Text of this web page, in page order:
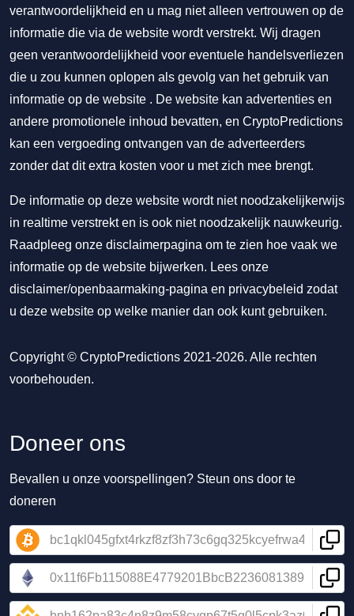
verantwoordelijkheid en u mag niet alleen vertrouwen op de
informatie die via de website wordt verstrekt. Wij dragen
geen verantwoordelijkheid voor eventuele handelsverliezen
die u zou kunnen oplopen als gevolg van het gebruik van
informatie op de website . De website kan advertenties en
andere promotionele inhoud bevatten, en CryptoPredictions
kan een vergoeding ontvangen van de adverteerders
zonder dat dit extra kosten voor u met zich mee brengt.
De informatie op deze website wordt niet noodzakelijkerwijs
in realtime verstrekt en is ook niet noodzakelijk nauwkeurig.
Raadpleeg onze disclaimerpagina om te zien hoe vaak we
informatie op de website bijwerken. Lees onze
disclaimer/openbaarmaking-pagina en privacybeleid zodat
u deze website op welke manier dan ook kunt gebruiken.
Copyright © CryptoPredictions 2021-2026. Alle rechten
voorbehouden.
Doneer ons
Bevallen u onze voorspellingen? Steun ons door te
doneren